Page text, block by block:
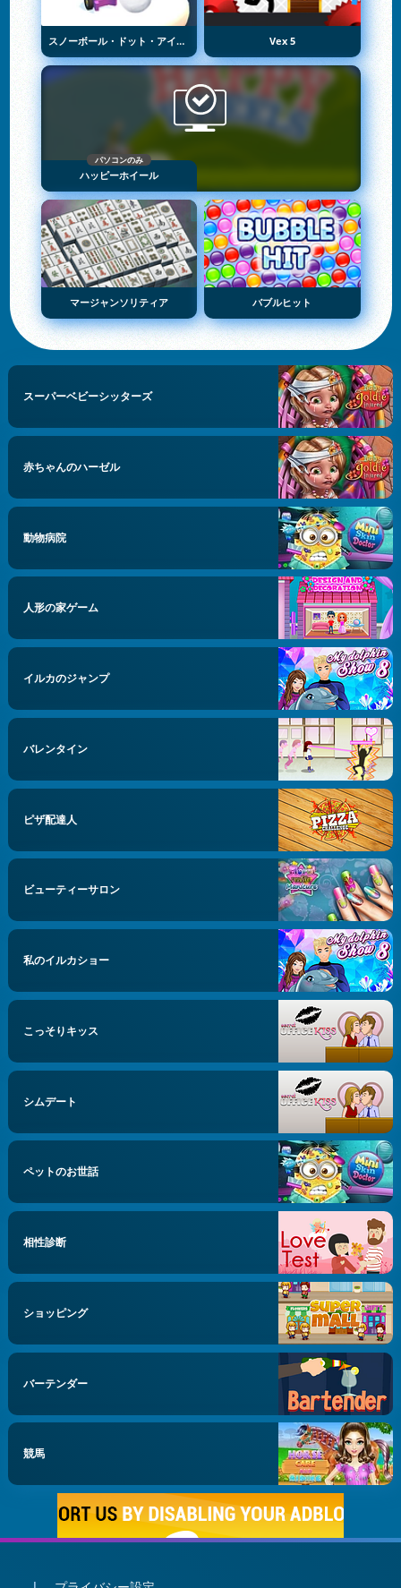
スノーボール・ドット・アイオー Vex 5
パソコンのみ
ハッピーホイール
マージャンソリティア バブルヒット
スーパーベビーシッターズ
赤ちゃんのハーゼル
動物病院
人形の家ゲーム
イルカのジャンプ
バレンタイン
ピザ配達人
ビューティーサロン
私のイルカショー
こっそりキッス
シムデート
ペットのお世話
相性診断
ショッピング
バーテンダー
競馬